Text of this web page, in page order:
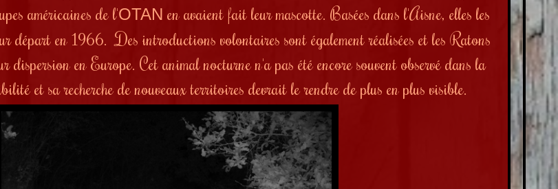
américaines de l'OTAN en avaient fait leur mascotte. Basées dans l'Aisne, elles les
départ en 1966. Des introductions volontaires sont également réalisées et les Ratons
dispersion en Europe. Cet animal nocturne n'a pas été encore souvent observé dans la
et sa recherche de nouveaux territoires devrait le rendre de plus en plus visible.